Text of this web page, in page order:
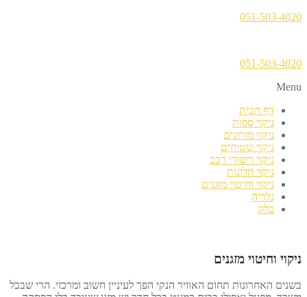
051-503-4020
051-503-4020
Menu
דף הבית
ניקוי ספות
ניקוי מזרונים
ניקוי שטיחים
ניקוי ריפודי רכב
ניקוי חלונות
ניקוי וחיטוי מזגנים
גלריה
בלוג
ניקוי וחיטוי מזגנים
בשנים האחרונות תחום האוויר הנקי הפך לעיניין חשוב ומרכזי. הרי שבכל